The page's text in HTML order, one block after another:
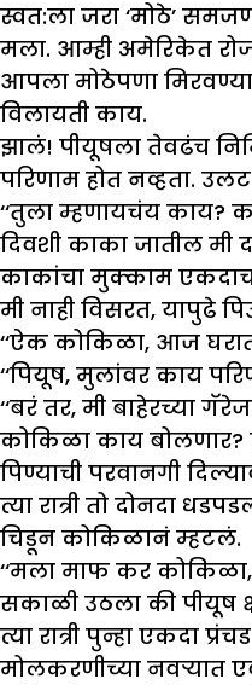
स्वत:ला जरा ‘मोठे’
मला. आम्ही अमेरिकेत रोज
आपला मोठेपणा
विलायती काय.
झालं! पीयूषला तेवढंच
परिणाम होत नव्हता.
‘‘तुला म्हणायचंय काय?
दिवशी काका जातील मी
काकांचा मुक्काम
मी नाही विसरत, यापुढे
‘‘ऐक कोकिळा, आज
‘‘पियूष, मुलांवर काय
‘‘बरं तर, मी बाहेरच्या
कोकिळा काय बोलणार?
पिण्याची परवानगी
त्या रात्री तो दोनदा
चिडून कोकिळानं म्हटलं.
‘‘मला माफ कर
सकाळी उठला की पीयूष
त्या रात्री पुन्हा एकदा
मोलकरणीच्या नवऱ्यात